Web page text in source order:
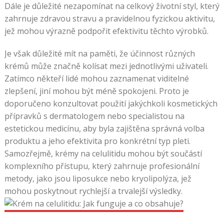
Dále je důležité nezapomínat na celkový životní styl, který
zahrnuje zdravou stravu a pravidelnou fyzickou aktivitu,
jež mohou výrazně podpořit efektivitu těchto výrobků.
Je však důležité mít na paměti, že účinnost různých
krémů může značně kolísat mezi jednotlivými uživateli.
Zatímco někteří lidé mohou zaznamenat viditelné
zlepšení, jiní mohou být méně spokojeni. Proto je
doporučeno konzultovat použití jakýchkoli kosmetických
přípravků s dermatologem nebo specialistou na
estetickou medicínu, aby byla zajištěna správná volba
produktu a jeho efektivita pro konkrétní typ pleti.
Samozřejmě, krémy na celulitidu mohou být součástí
komplexního přístupu, který zahrnuje profesionální
metody, jako jsou liposukce nebo kryolipolýza, jež
mohou poskytnout rychlejší a trvalejší výsledky.